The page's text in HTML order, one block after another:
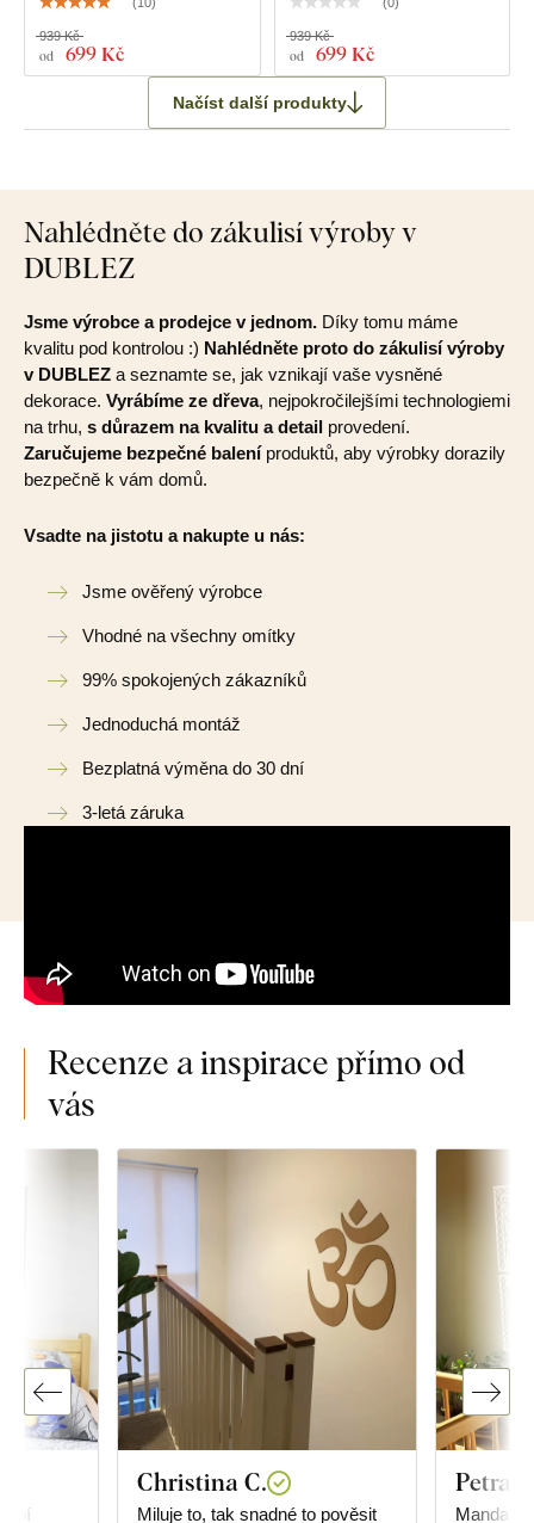
(10)
od 699 Kč
939 Kč
(0)
od 699 Kč
939 Kč
Načíst další produkty
Nahlédněte do zákulisí výroby v
DUBLEZ
Jsme výrobce a prodejce v jednom. Díky tomu máme
kvalitu pod kontrolou :) Nahlédněte proto do zákulisí výroby
v DUBLEZ a seznamte se, jak vznikají vaše vysněné
dekorace. Vyrábíme ze dřeva, nejpokročilejšími technologiemi
na trhu, s důrazem na kvalitu a detail provedení.
Zaručujeme bezpečné baleníproduktů, aby výrobky dorazily
bezpečně k vám domů.
Vsadte na jistotu a nakupte u nás:
Jsme ověřený výrobce
Vhodné na všechny omítky
99% spokojených zákazníků
Jednoduchá montáž
Bezplatná výměna do 30 dní
3-letá záruka
Recenze a inspirace přímo od
vás
Christina C.
Miluje to, tak snadné to pověsit
Petra
Mandala